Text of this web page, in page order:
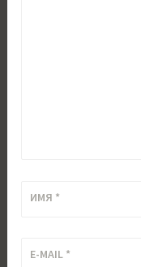
ИМЯ *
E-MAIL *